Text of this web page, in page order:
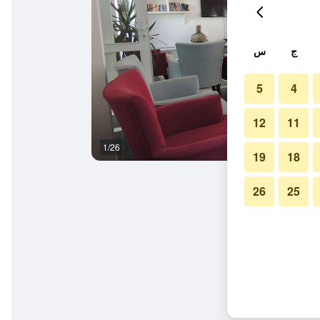
1/26
ج س
4
5
11
12
18
19
25
26